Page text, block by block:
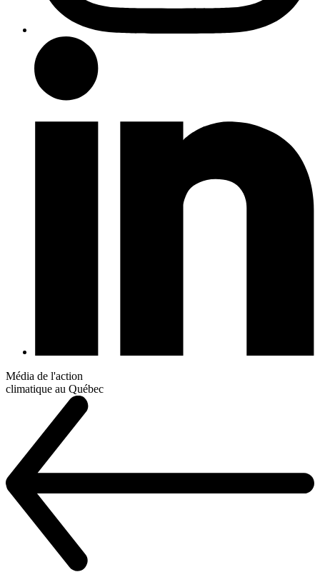
Média de l'action
climatique au Québec